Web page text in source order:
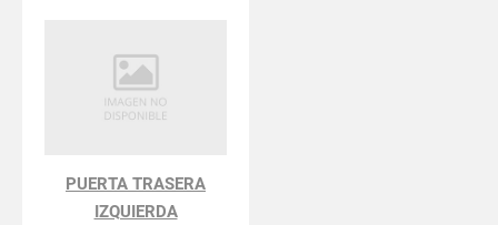
PUERTA TRASERA
IZQUIERDA